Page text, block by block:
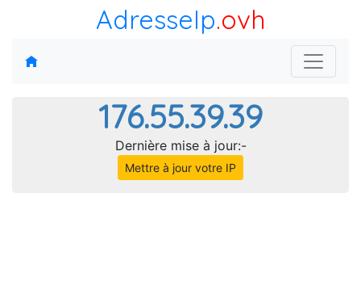
AdresseIp.ovh
176.55.39.39
Dernière mise à jour:-
Mettre à jour votre IP